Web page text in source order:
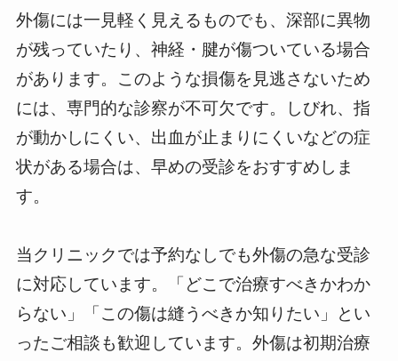
外傷には一見軽く見えるものでも、深部に異物
が残っていたり、神経・腱が傷ついている場合
があります。このような損傷を見逃さないため
には、専門的な診察が不可欠です。しびれ、指
が動かしにくい、出血が止まりにくいなどの症
状がある場合は、早めの受診をおすすめしま
す。
当クリニックでは予約なしでも外傷の急な受診
に対応しています。「どこで治療すべきかわか
らない」「この傷は縫うべきか知りたい」とい
ったご相談も歓迎しています。外傷は初期治療